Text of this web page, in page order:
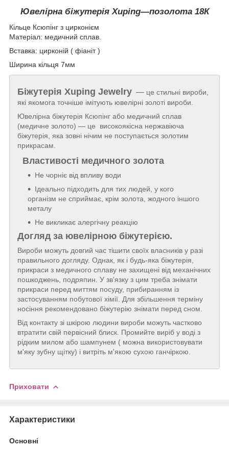
Ювелірна біжутерія Xuping―позолота 18К
Кільце Ксюпінг з цирконієм
Матеріал: медичний сплав.
Вставка: цирконій ( фіаніт )
Ширина кільця 7мм
Біжутерія Xuping Jewelry — це стильні вироби,
які якомога точніше імітують ювелірні золоті вироби.
Ювелірна біжутерія Ксюпінг або медичний сплав
(медичне золото) — це високоякісна нержавіюча
біжутерія, яка зовні нічим не поступається золотим
прикрасам.
Властивості медичного золота
Не чорніє від впливу води
Ідеально підходить для тих людей, у кого
організм не сприймає, крім золота, жодного іншого
металу
Не викликає алергічну реакцію
Догляд за ювелірною біжутерією.
Вироби можуть довгий час тішити своїх власників у разі
правильного догляду. Однак, як і будь-яка біжутерія,
прикраси з медичного сплаву не захищені від механічних
пошкоджень, подряпин. У зв'язку з цим треба знімати
прикраси перед миттям посуду, прибиранням із
застосуванням побутової хімії. Для збільшення терміну
носіння рекомендовано біжутерію знімати перед сном.
Від контакту зі шкірою людини вироби можуть частково
втратити свій первісний блиск. Промийте виріб у воді з
рідким милом або шампунем ( можна використовувати
м'яку зубну щітку) і витріть м'якою сухою ганчіркою.
Приховати
Характеристики
Основні